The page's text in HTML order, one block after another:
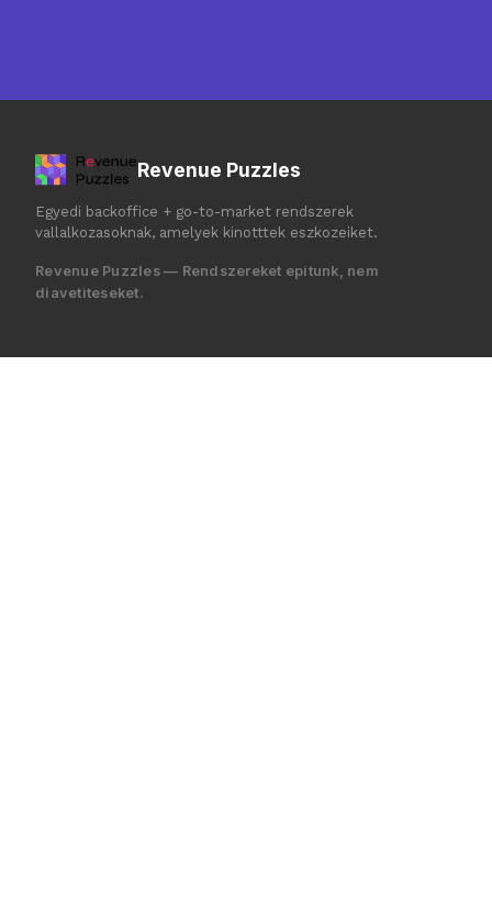
Revenue Puzzles
Egyedi backoffice + go-to-market rendszerek
vallalkozasoknak, amelyek kinotttek eszkozeiket.
Revenue Puzzles — Rendszereket epitunk, nem
diavetiteseket.